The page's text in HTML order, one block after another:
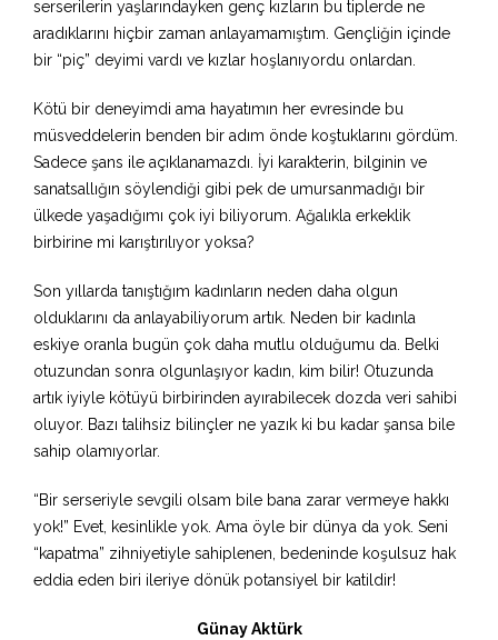
serserilerin yaşlarındayken genç kızların bu tiplerde ne
aradıklarını hiçbir zaman anlayamamıştım. Gençliğin içinde
bir “piç” deyimi vardı ve kızlar hoşlanıyordu onlardan.
Kötü bir deneyimdi ama hayatımın her evresinde bu
müsveddelerin benden bir adım önde koştuklarını gördüm.
Sadece şans ile açıklanamazdı. İyi karakterin, bilginin ve
sanatsallığın söylendiği gibi pek de umursanmadığı bir
ülkede yaşadığımı çok iyi biliyorum. Ağalıkla erkeklik
birbirine mi karıştırılıyor yoksa?
Son yıllarda tanıştığım kadınların neden daha olgun
olduklarını da anlayabiliyorum artık. Neden bir kadınla
eskiye oranla bugün çok daha mutlu olduğumu da. Belki
otuzundan sonra olgunlaşıyor kadın, kim bilir! Otuzunda
artık iyiyle kötüyü birbirinden ayırabilecek dozda veri sahibi
oluyor. Bazı talihsiz bilinçler ne yazık ki bu kadar şansa bile
sahip olamıyorlar.
“Bir serseriyle sevgili olsam bile bana zarar vermeye hakkı
yok!” Evet, kesinlikle yok. Ama öyle bir dünya da yok. Seni
“kapatma” zihniyetiyle sahiplenen, bedeninde koşulsuz hak
eddia eden biri ileriye dönük potansiyel bir katildir!
Günay Aktürk